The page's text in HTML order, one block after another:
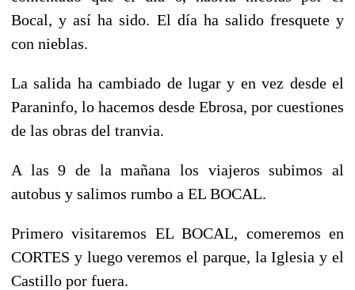
Bocal, y así ha sido. El día ha salido fresquete y
con nieblas.
La salida ha cambiado de lugar y en vez desde el
Paraninfo, lo hacemos desde Ebrosa, por cuestiones
de las obras del tranvia.
A las 9 de la mañana los viajeros subimos al
autobus y salimos rumbo a EL BOCAL.
Primero visitaremos EL BOCAL, comeremos en
CORTES y luego veremos el parque, la Iglesia y el
Castillo por fuera.